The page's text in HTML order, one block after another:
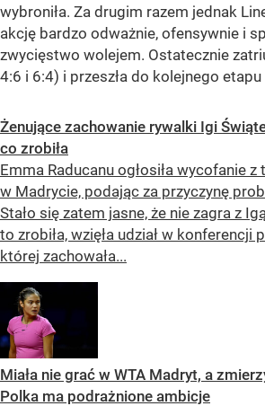
wybroniła. Za drugim razem jednak
akcję bardzo odważnie, ofensywnie i
zwycięstwo wolejem. Ostatecznie
4:6 i 6:4) i przeszła do kolejnego
Żenujące zachowanie rywalki Igi
co zrobiła
Emma Raducanu ogłosiła wycofanie z
w Madrycie, podając za przyczynę
Stało się zatem jasne, że nie zagra z
to zrobiła, wzięła udział w konferencji
której zachowała...
Miała nie grać w WTA Madryt, a
Polka ma podrażnione ambicje